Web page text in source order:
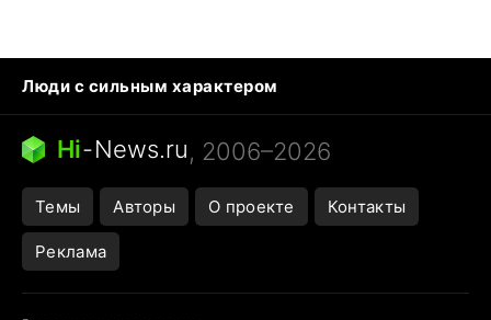
Люди с сильным характером
Кошка писает на кровать
Тунцы в океанариуме
Ядовитые пауки России
Города в ядерной войне
Hi-News.ru, 2006–2026
Темы Авторы О проекте Контакты
Реклама